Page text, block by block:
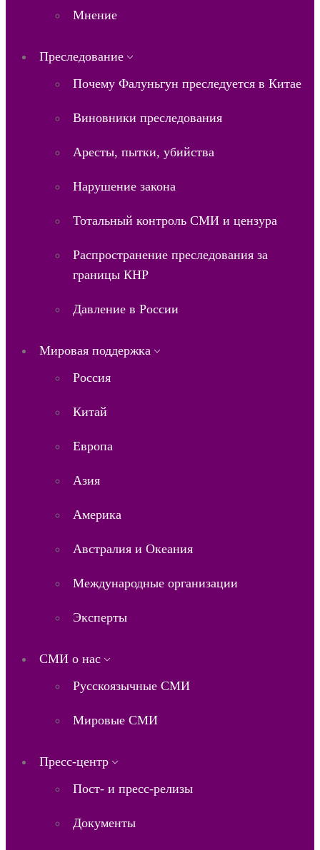
Мнение
Преследование
Почему Фалуньгун преследуется в Китае
Виновники преследования
Аресты, пытки, убийства
Нарушение закона
Тотальный контроль СМИ и цензура
Распространение преследования за
границы КНР
Давление в России
Мировая поддержка
Россия
Китай
Европа
Азия
Америка
Австралия и Океания
Международные организации
Эксперты
СМИ о нас
Русскоязычные СМИ
Мировые СМИ
Пресс-центр
Пост- и пресс-релизы
Документы